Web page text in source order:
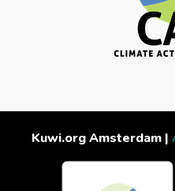
Kuwi.org Amsterdam |